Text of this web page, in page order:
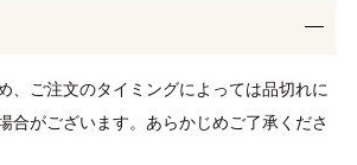
、ご注文のタイミングによっては品切れに
合がございます。あらかじめご了承くださ